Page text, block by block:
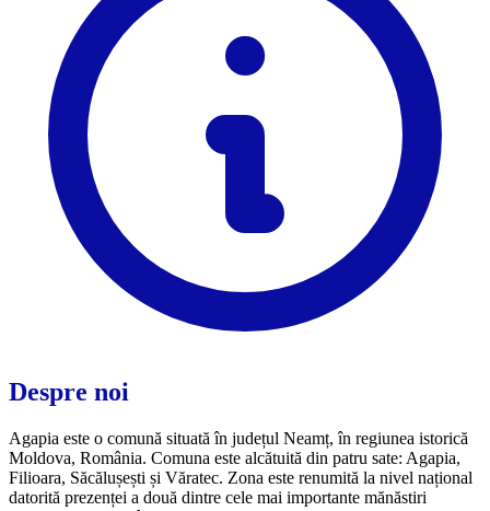
Despre noi
Agapia este o comună situată în județul Neamț, în regiunea istorică
Moldova, România. Comuna este alcătuită din patru sate: Agapia,
Filioara, Săcălușești și Văratec. Zona este renumită la nivel național
datorită prezenței a două dintre cele mai importante mănăstiri